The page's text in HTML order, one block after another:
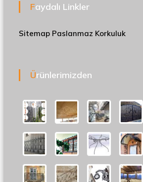
Faydalı Linkler
Sitemap Paslanmaz Korkuluk
Ürünlerimizden